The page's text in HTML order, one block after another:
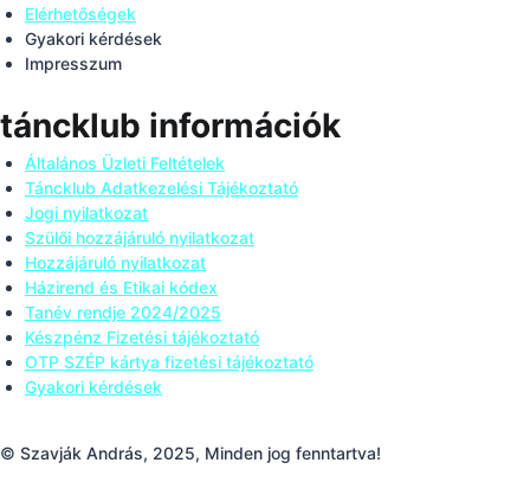
Elérhetőségek
Gyakori kérdések
Impresszum
táncklub információk
Általános Üzleti Feltételek
Táncklub Adatkezelési Tájékoztató
Jogi nyilatkozat
Szülői hozzájáruló nyilatkozat
Hozzájáruló nyilatkozat
Házirend és Etikai kódex
Tanév rendje 2024/2025
Készpénz Fizetési tájékoztató
OTP SZÉP kártya fizetési tájékoztató
Gyakori kérdések
© Szavják András, 2025, Minden jog fenntartva!